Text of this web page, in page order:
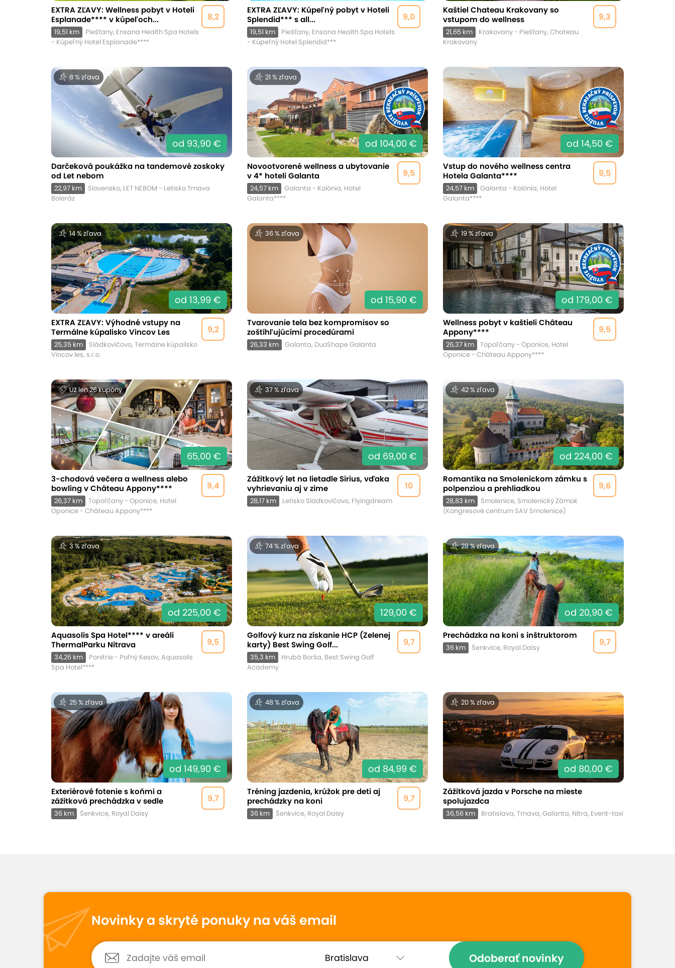
8,2
EXTRA ZĽAVY: Wellness pobyt v Hoteli
Esplanade**** v kúpeľoch...
19,51 km
Piešťany, Ensana Health Spa Hotels
- Kúpeľný Hotel Esplanade****
9,0
EXTRA ZĽAVY: Kúpeľný pobyt v Hoteli
Splendid*** s all...
19,51 km
Piešťany, Ensana Health Spa Hotels
- Kúpeľný Hotel Splendid***
9,3
Kaštiel Chateau Krakovany so
vstupom do wellness
21,65 km
Krakovany - Piešťany, Chateau
Krakovany
8 % zľava
od 93,90 €
Darčeková poukážka na tandemové zoskoky
od Let nebom
22,97 km
Slovensko, LET NEBOM - Letisko Trnava
Boleráz
21 % zľava
od 104,00 €
9,5
Novootvorené wellness a ubytovanie
v 4* hoteli Galanta
24,57 km
Galanta - Kolónia, Hotel
Galanta****
od 14,50 €
9,5
Vstup do nového wellness centra
Hotela Galanta****
24,57 km
Galanta - Kolónia, Hotel
Galanta****
14 % zľava
od 13,99 €
9,2
EXTRA ZĽAVY: Výhodné vstupy na
Termálne kúpalisko Vincov Les
25,35 km
Sládkovičovo, Termálne kúpalisko
Vincov les, s.r.o.
36 % zľava
od 15,90 €
Tvarovanie tela bez kompromisov so
zoštíhľujúcími procedúrami
26,33 km Galanta, DuoShape Galanta
19 % zľava
od 179,00 €
9,5
Wellness pobyt v kaštieli Château
Appony****
26,37 km
Topoľčany - Oponice, Hotel
Oponice - Château Appony****
Už len 26 kupóny
65,00 €
9,4
3-chodová večera a wellness alebo
bowling v Château Appony****
26,37 km
Topoľčany - Oponice, Hotel
Oponice - Château Appony****
37 % zľava
od 69,00 €
10
Zážitkový let na lietadle Sirius, vďaka
vyhrievaniu aj v zime
28,17 km Letisko Sládkovičovo, Flyingdream
42 % zľava
od 224,00 €
9,6
Romantika na Smolenickom zámku s
polpenziou a prehliadkou
28,83 km
Smolenice, Smolenický Zámok
(Kongresové centrum SAV Smolenice)
3 % zľava
od 225,00 €
9,5
Aquasolis Spa Hotel**** v areáli
ThermalParku Nitrava
34,26 km
Ponitrie - Poľný Kesov, Aquasolis
Spa Hotel****
74 % zľava
129,00 €
9,7
Golfový kurz na získanie HCP (Zelenej
karty) Best Swing Golf...
35,3 km
Hrubá Borša, Best Swing Golf
Academy
28 % zľava
od 20,90 €
9,7
Prechádzka na koni s inštruktorom
36 km Šenkvice, Royal Daisy
25 % zľava
od 149,90 €
9,7
Exteriérové fotenie s koňmi a
zážitková prechádzka v sedle
36 km Šenkvice, Royal Daisy
48 % zľava
od 84,99 €
9,7
Tréning jazdenia, krúžok pre deti aj
prechádzky na koni
36 km Šenkvice, Royal Daisy
20 % zľava
od 80,00 €
Zážitková jazda v Porsche na mieste
spolujazdca
36,56 km Bratislava, Trnava, Galanta, Nitra, Event-taxi
Novinky a skryté ponuky na váš email
Odoberať novinky